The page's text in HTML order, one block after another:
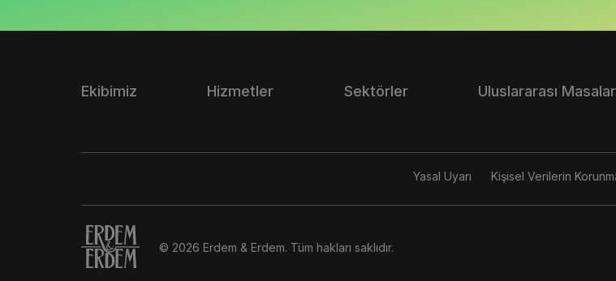
Ekibimiz Hizmetler Sektörler Uluslararası Masalar
Yasal Uyarı Kişisel Verilerin
© 2026 Erdem & Erdem. Tüm hakları saklıdır.